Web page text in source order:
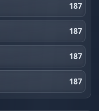
187
187
187
187